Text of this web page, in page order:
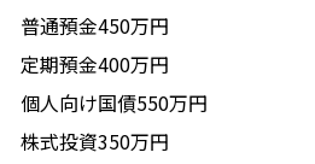
普通預金450万円
定期預金400万円
個人向け国債550万円
株式投資350万円